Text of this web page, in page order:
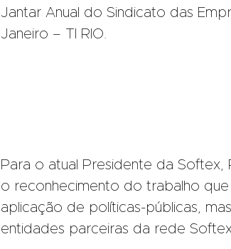
Jantar Anual do Sindicato das
Janeiro – TI RIO.
Para o atual Presidente da
o reconhecimento do trabalho
aplicação de políticas-públicas,
entidades parceiras da rede